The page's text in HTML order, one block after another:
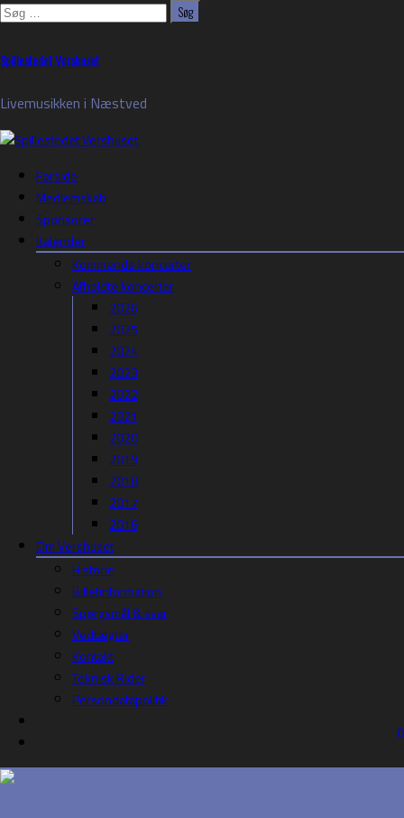
Søg
Skip
to
content
Spillestedet Vershuset
Livemusikken i Næstved
Forside
Medlemskab
Sponsorer
Kalender
Kommende koncerter
Afholdte koncerter
2026
2025
2024
2023
2022
2021
2020
2019
2018
2017
2016
Om Vershuset
Historie
Billetinformation
Spørgsmål & svar
Vedtægter
Kontakt
Teknisk Rider
Persondatapolitik
0